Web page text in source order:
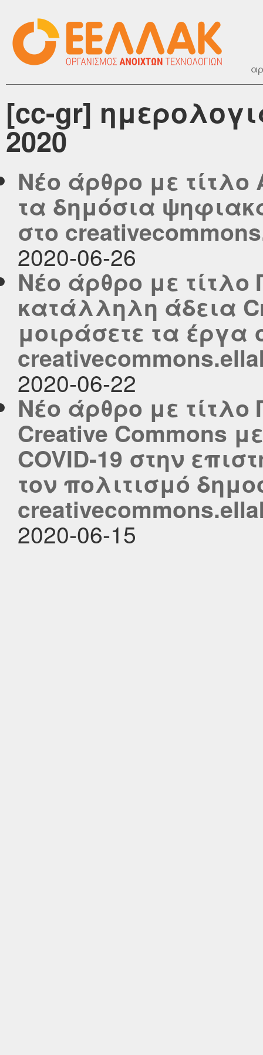
[cc-gr]
2020
Νέο άρθρο με τίτλο
τα δημόσια
στο
2020-06-26
Νέο άρθρο με τίτλο
κατάλληλη άδεια
μοιράσετε τα έργα
2020-06-22
Νέο άρθρο με τίτλο
Creative Commons
COVID-19 στην
τον πολιτισμό
2020-06-15